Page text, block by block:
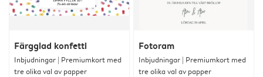
Färgglad konfetti
Inbjudningar | Premiumkort med
tre olika val av papper
Fotoram
Inbjudningar | Premiumkort med
tre olika val av papper